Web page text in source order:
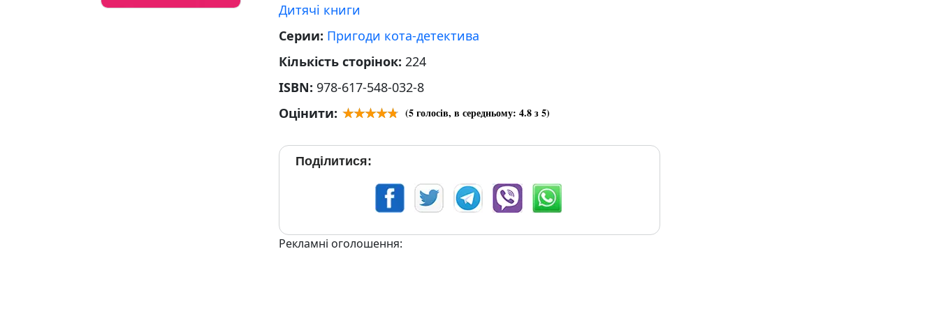
Дитячі книги
Серии: Пригоди кота-детектива
Кількість сторінок: 224
ISBN: 978-617-548-032-8
Оцінити:
(5голосів, в середньому: 4.8з 5)
Поділитися:
Рекламні оголошення: